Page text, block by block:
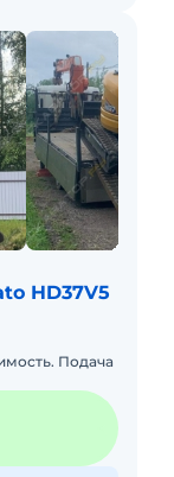
HD37V5
Подача